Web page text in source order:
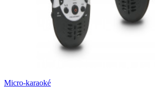
Micro-karaoké